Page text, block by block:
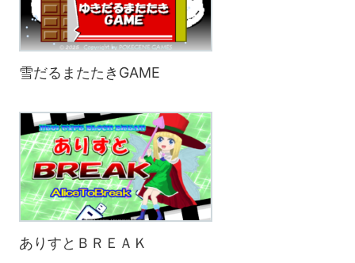
雪だるまたたきGAME
ありすとＢＲＥＡＫ